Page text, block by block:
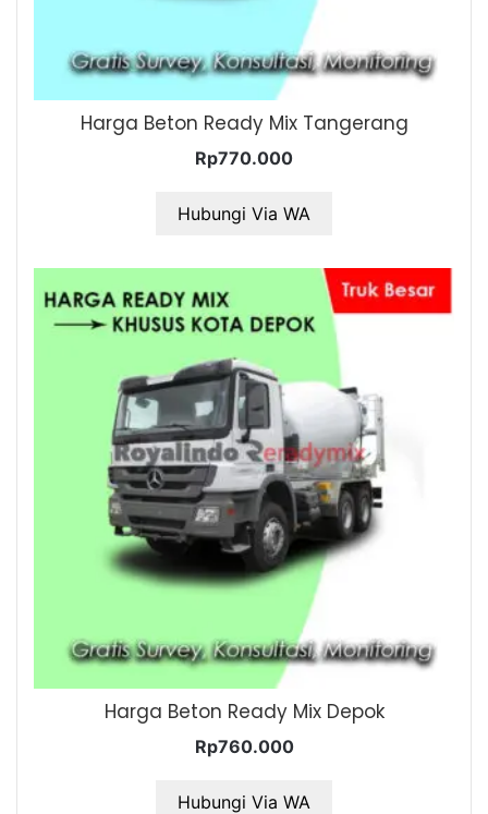
Harga Beton Ready Mix Tangerang
Rp770.000
Hubungi Via WA
Harga Beton Ready Mix Depok
Rp760.000
Hubungi Via WA